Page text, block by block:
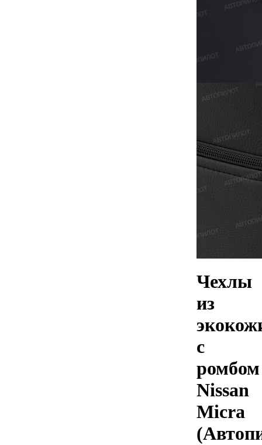
Чехлы
из
с
ромбом
Nissan
Micra